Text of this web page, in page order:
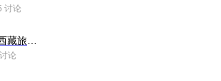
讨论
论